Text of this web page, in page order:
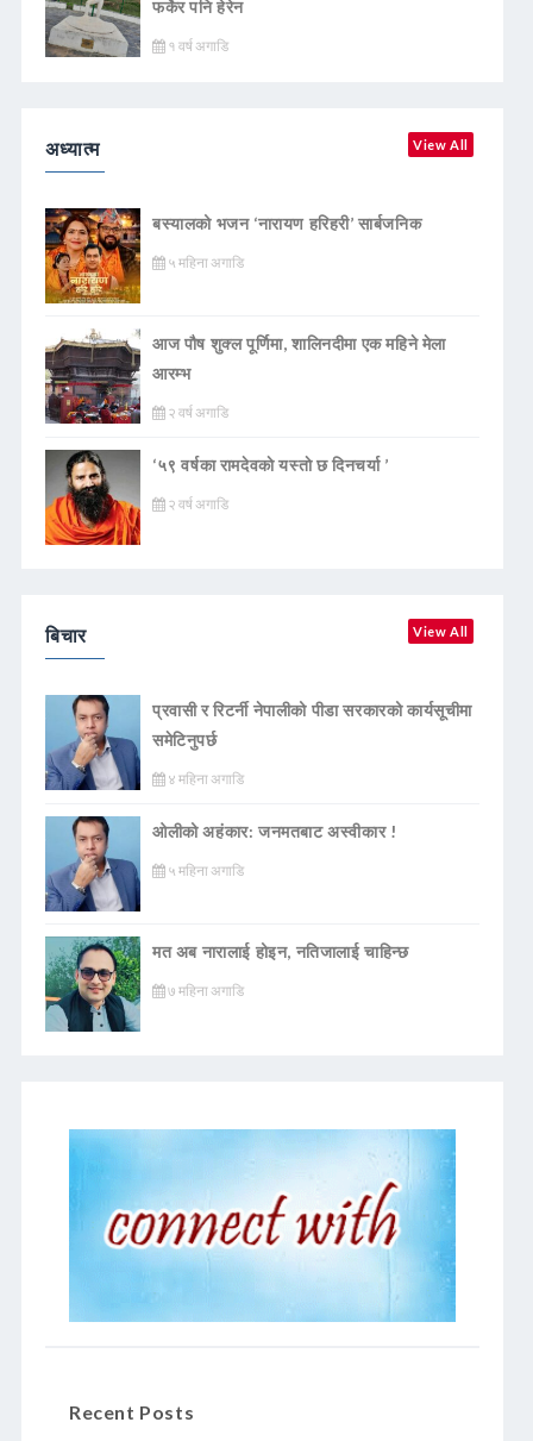
फर्केर पनि हेरेन
१ वर्ष अगाडि
अध्यात्म View All
बस्यालको भजन ‘नारायण हरिहरी’ सार्बजनिक
५ महिना अगाडि
आज पौष शुक्ल पूर्णिमा, शालिनदीमा एक महिने मेला
आरम्भ
२ वर्ष अगाडि
‘५९ वर्षका रामदेवकाे यस्ताे छ दिनचर्या ’
२ वर्ष अगाडि
बिचार View All
प्रवासी र रिटर्नी नेपालीको पीडा सरकारको कार्यसूचीमा
समेटिनुपर्छ
४ महिना अगाडि
ओलीको अहंकार: जनमतबाट अस्वीकार !
५ महिना अगाडि
मत अब नारालाई होइन, नतिजालाई चाहिन्छ
७ महिना अगाडि
Recent Posts